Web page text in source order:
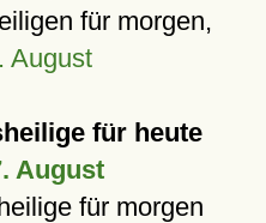
für morgen,
August
für heute
August
für morgen